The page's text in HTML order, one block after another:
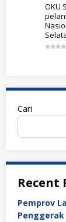
OKU
Cari
Recent
Pemprov
Penggerak